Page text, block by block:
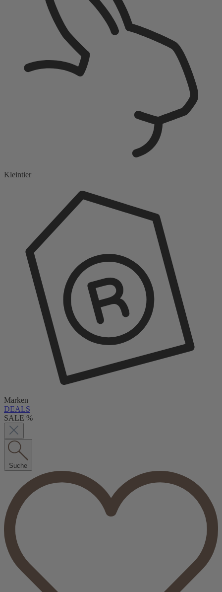
Kleintier
Marken
DEALS
SALE %
Suche